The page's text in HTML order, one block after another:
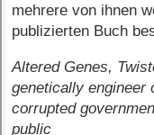
mehrere von ihnen
publizierten Buch
Altered Genes,
genetically engineer
corrupted
public